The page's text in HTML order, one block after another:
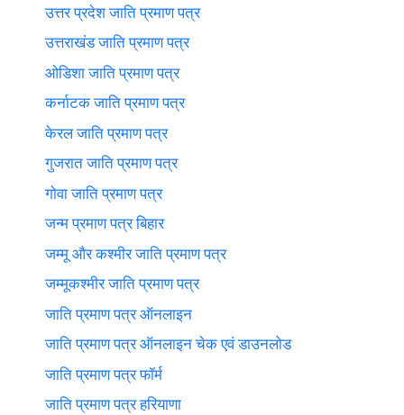
उत्तर प्रदेश जाति प्रमाण पत्र
उत्तराखंड जाति प्रमाण पत्र
ओडिशा जाति प्रमाण पत्र
कर्नाटक जाति प्रमाण पत्र
केरल जाति प्रमाण पत्र
गुजरात जाति प्रमाण पत्र
गोवा जाति प्रमाण पत्र
जन्म प्रमाण पत्र बिहार
जम्मू और कश्मीर जाति प्रमाण पत्र
जम्मूकश्मीर जाति प्रमाण पत्र
जाति प्रमाण पत्र ऑनलाइन
जाति प्रमाण पत्र ऑनलाइन चेक एवं डाउनलोड
जाति प्रमाण पत्र फॉर्म
जाति प्रमाण पत्र हरियाणा